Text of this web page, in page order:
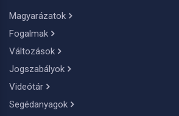
Magyarázatok
Fogalmak
Változások
Jogszabályok
Videótár
Segédanyagok